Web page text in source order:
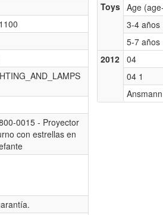
0015 - Proyector
con estrellas en
Toys Age
3-4 años
5-7 años
2012
04
04 1
Ansmann